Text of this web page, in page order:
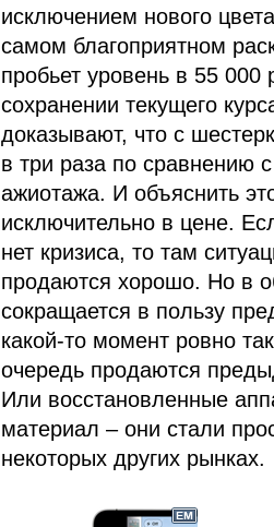
исключением нового
самом благоприятном
пробьет уровень в 55
сохранении текущего
доказывают, что с
в три раза по сравнению
ажиотажа. И объяснить
исключительно в цене.
нет кризиса, то там
продаются хорошо. Но в
сокращается в пользу
какой-то момент ровно
очередь продаются
Или восстановленные
материал – они стали
некоторых других рынках.